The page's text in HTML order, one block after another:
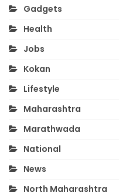
Gadgets
Health
Jobs
Kokan
Lifestyle
Maharashtra
Marathwada
National
News
North Maharashtra